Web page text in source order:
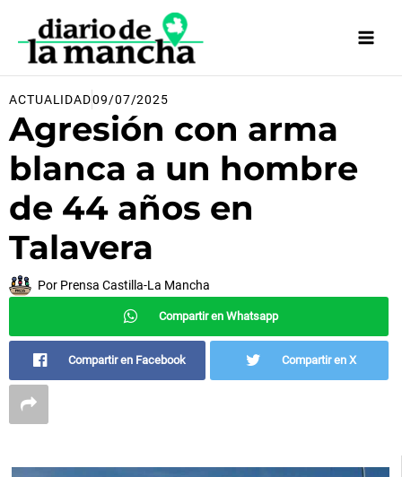
contenido
ACTUALIDAD09/07/2025
Agresión con arma
blanca a un hombre
de 44 años en
Talavera
Por Prensa Castilla-La Mancha
Compartir en Whatsapp
Compartir en Facebook Compartir en X